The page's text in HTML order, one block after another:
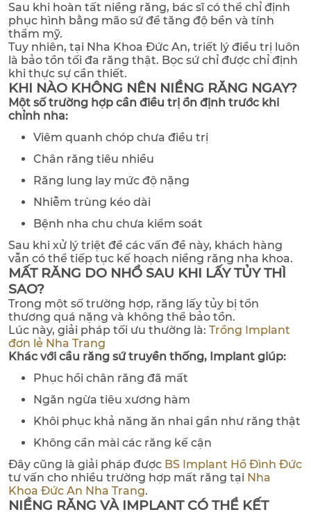
Sau khi hoàn tất niềng răng, bác sĩ có thể chỉ định
phục hình bằng mão sứ để tăng độ bền và tính
thẩm mỹ.
Tuy nhiên, tại Nha Khoa Đức An, triết lý điều trị luôn
là bảo tồn tối đa răng thật. Bọc sứ chỉ được chỉ định
khi thực sự cần thiết.
KHI NÀO KHÔNG NÊN NIỀNG RĂNG NGAY?
Một số trường hợp cần điều trị ổn định trước khi
chỉnh nha:
Viêm quanh chóp chưa điều trị
Chân răng tiêu nhiều
Răng lung lay mức độ nặng
Nhiễm trùng kéo dài
Bệnh nha chu chưa kiểm soát
Sau khi xử lý triệt để các vấn đề này, khách hàng
vẫn có thể tiếp tục kế hoạch niềng răng nha khoa.
MẤT RĂNG DO NHỔ SAU KHI LẤY TỦY THÌ
SAO?
Trong một số trường hợp, răng lấy tủy bị tổn
thương quá nặng và không thể bảo tồn.
Lúc này, giải pháp tối ưu thường là: Trồng Implant
đơn lẻ Nha Trang
Khác với cầu răng sứ truyền thống, Implant giúp:
Phục hồi chân răng đã mất
Ngăn ngừa tiêu xương hàm
Khôi phục khả năng ăn nhai gần như răng thật
Không cần mài các răng kế cận
Đây cũng là giải pháp được BS Implant Hồ Đình Đức
tư vấn cho nhiều trường hợp mất răng tại Nha
Khoa Đức An Nha Trang.
NIỀNG RĂNG VÀ IMPLANT CÓ THỂ KẾT